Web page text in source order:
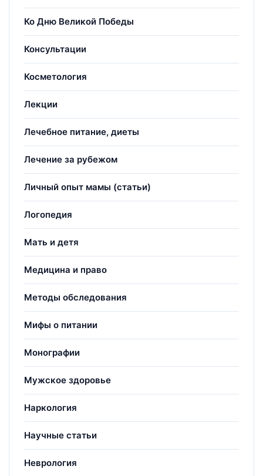
Ко Дню Великой Победы
Консультации
Косметология
Лекции
Лечебное питание, диеты
Лечение за рубежом
Личный опыт мамы (статьи)
Логопедия
Мать и детя
Медицина и право
Методы обследования
Мифы о питании
Монографии
Мужское здоровье
Наркология
Научные статьи
Неврология